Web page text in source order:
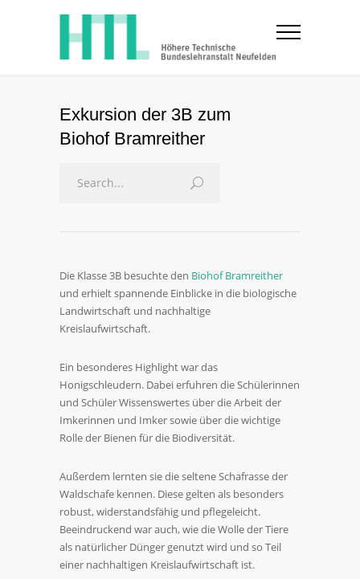
Exkursion der 3B zum
Biohof Bramreither
Die Klasse 3B besuchte den Biohof Bramreither
und erhielt spannende Einblicke in die biologische
Landwirtschaft und nachhaltige
Kreislaufwirtschaft.
Ein besonderes Highlight war das
Honigschleudern. Dabei erfuhren die Schülerinnen
und Schüler Wissenswertes über die Arbeit der
Imkerinnen und Imker sowie über die wichtige
Rolle der Bienen für die Biodiversität.
Außerdem lernten sie die seltene Schafrasse der
Waldschafe kennen. Diese gelten als besonders
robust, widerstandsfähig und pflegeleicht.
Beeindruckend war auch, wie die Wolle der Tiere
als natürlicher Dünger genutzt wird und so Teil
einer nachhaltigen Kreislaufwirtschaft ist.